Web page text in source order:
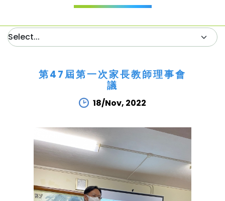
第47屆第一次家長教師理事會
議
18/Nov, 2022